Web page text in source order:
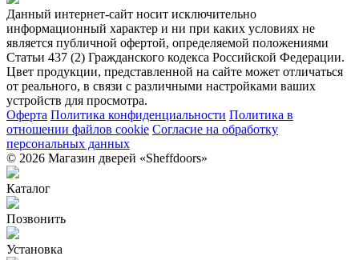
Данный интернет-сайт носит исключительно
информационный характер и ни при каких условиях не
является публичной офертой, определяемой положениями
Статьи 437 (2) Гражданского кодекса Российской Федерации.
Цвет продукции, представленной на сайте может отличаться
от реального, в связи с различными настройками ваших
устройств для просмотра.
Оферта Политика конфиденциальности Политика в
отношении файлов cookie Согласие на обработку
персональных данных
© 2026 Магазин дверей «Sheffdoors»
Каталог
Позвонить
Установка